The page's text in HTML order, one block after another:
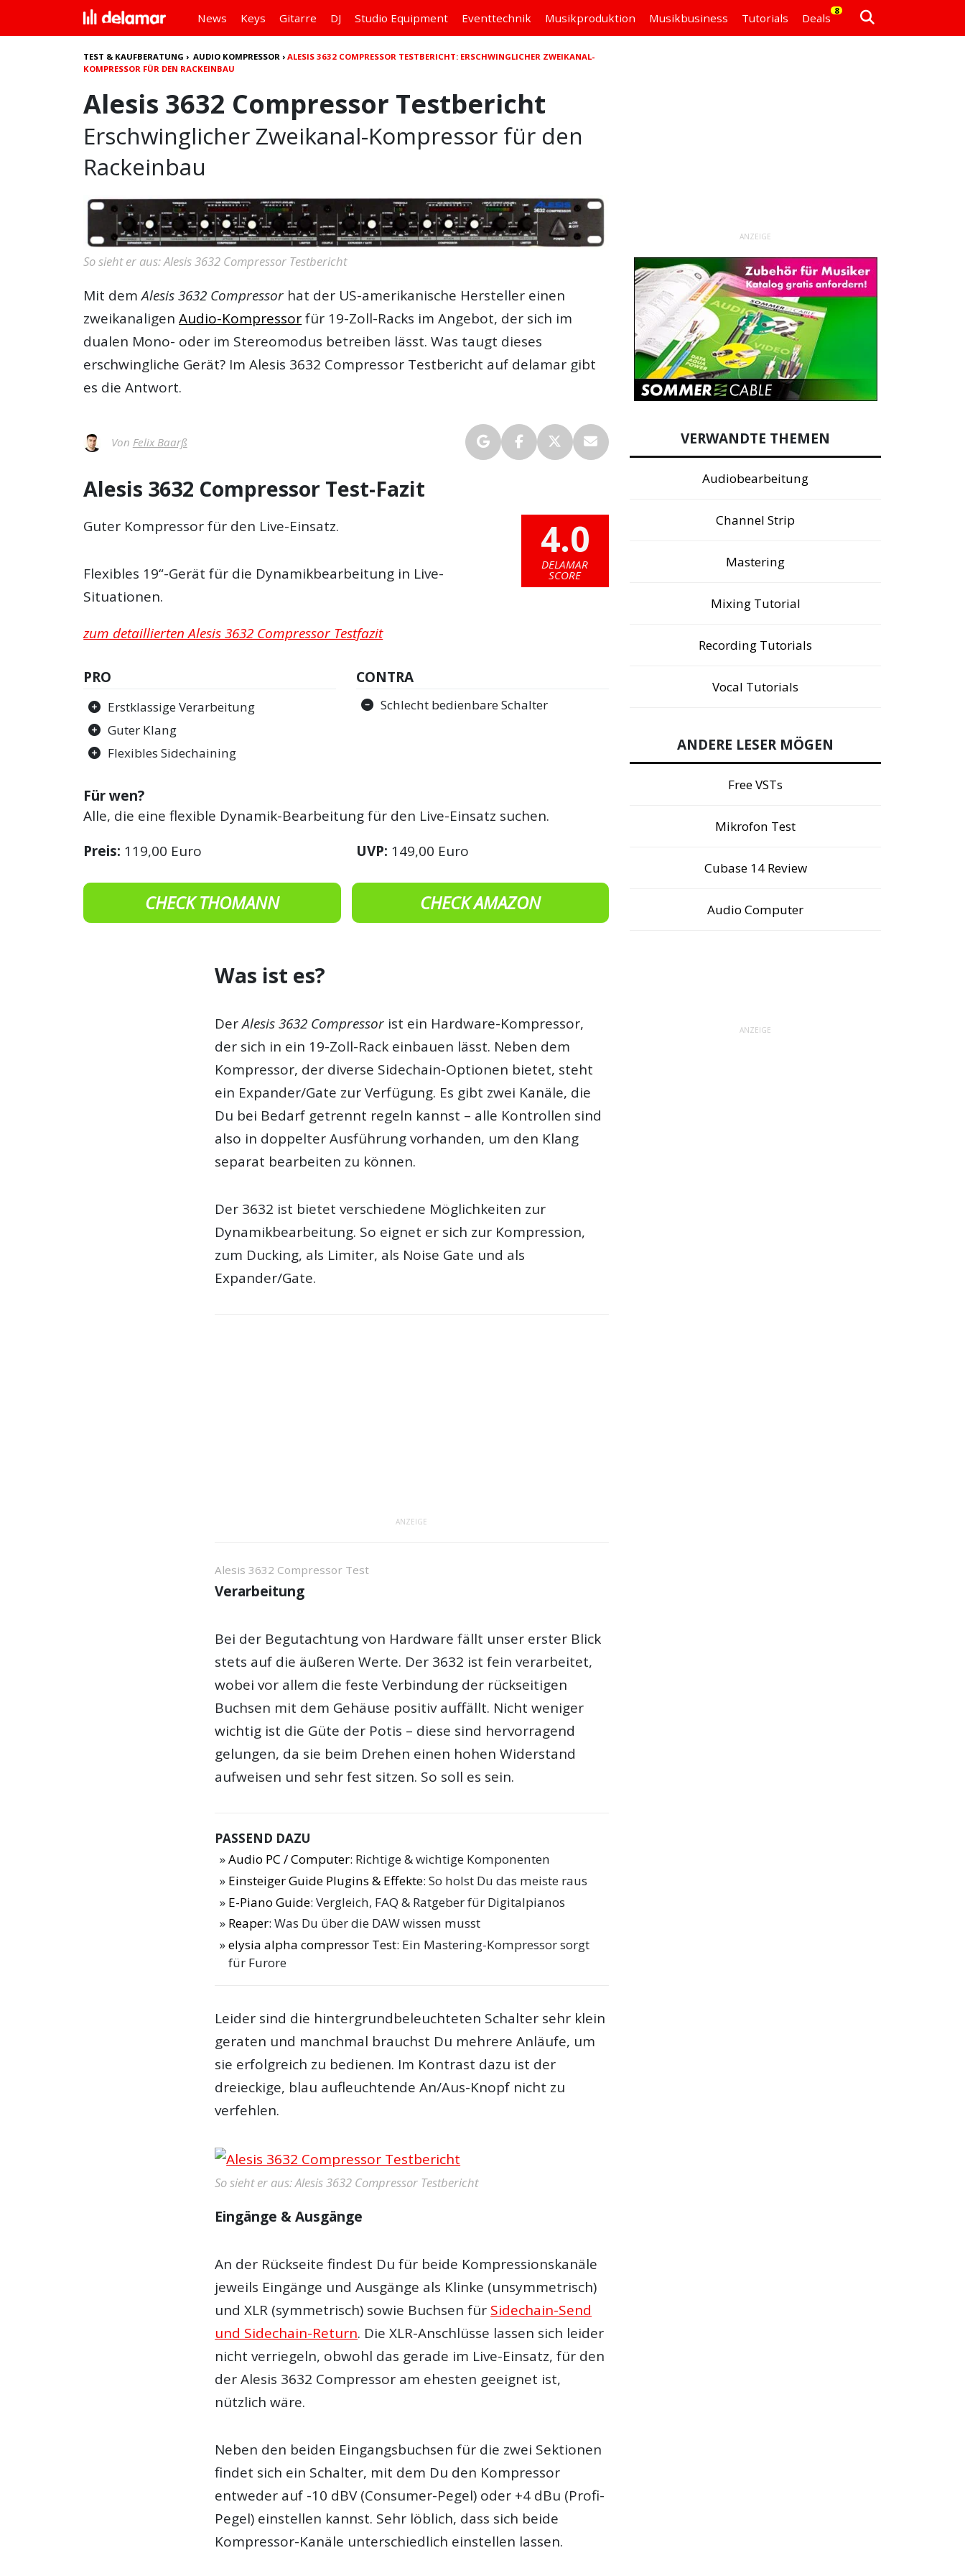
News Keys Gitarre DJ Studio Equipment Eventtechnik Musikproduktion Musikbusiness Tutorials Deals
8
TEST & KAUFBERATUNG ›AUDIO KOMPRESSOR ›ALESIS 3632 COMPRESSOR TESTBERICHT: ERSCHWINGLICHER ZWEIKANAL-
KOMPRESSOR FÜR DEN RACKEINBAU
Alesis 3632 Compressor Testbericht
Erschwinglicher Zweikanal-Kompressor für den
Rackeinbau
So sieht er aus: Alesis 3632 Compressor Testbericht
Mit demAlesis 3632 Compressor hat der US-amerikanische Hersteller einen
zweikanaligenAudio-Kompressorfür 19-Zoll-Racks im Angebot, der sich im
dualen Mono- oder im Stereomodus betreiben lässt. Was taugt dieses
erschwingliche Gerät? ImAlesis 3632 Compressor Testbericht auf delamar gibt
es die Antwort.
Von Felix Baarß
Alesis 3632 Compressor Test-Fazit
4.0
DELAMAR
SCORE
Guter Kompressor für den Live-Einsatz.
Flexibles 19“-Gerät für die Dynamikbearbeitung in Live-
Situationen.
zum detaillierten Alesis 3632 Compressor Testfazit
PRO
Erstklassige Verarbeitung
Guter Klang
Flexibles Sidechaining
CONTRA
Schlecht bedienbare Schalter
Für wen?
Alle, die eine flexible Dynamik-Bearbeitung für den Live-Einsatz suchen.
Preis: 119,00 Euro UVP: 149,00 Euro
CHECK THOMANN CHECK AMAZON
Was ist es?
DerAlesis 3632 Compressor ist ein Hardware-Kompressor,
der sich in ein 19-Zoll-Rack einbauen lässt. Neben dem
Kompressor, der diverse Sidechain-Optionen bietet, steht
ein Expander/Gate zur Verfügung. Es gibt zwei Kanäle, die
Du bei Bedarf getrennt regeln kannst – alle Kontrollen sind
also in doppelter Ausführung vorhanden, um den Klang
separat bearbeiten zu können.
Der 3632 ist bietet verschiedene Möglichkeiten zur
Dynamikbearbeitung. So eignet er sich zur Kompression,
zum Ducking, als Limiter, als Noise Gate und als
Expander/Gate.
ANZEIGE
Alesis 3632 Compressor Test
Verarbeitung
Bei der Begutachtung von Hardware fällt unser erster Blick
stets auf die äußeren Werte. Der 3632 ist fein verarbeitet,
wobei vor allem die feste Verbindung der rückseitigen
Buchsen mit dem Gehäuse positiv auffällt. Nicht weniger
wichtig ist die Güte der Potis – diese sind hervorragend
gelungen, da sie beim Drehen einen hohen Widerstand
aufweisen und sehr fest sitzen. So soll es sein.
PASSEND DAZU
Audio PC / Computer: Richtige & wichtige Komponenten
Einsteiger Guide Plugins & Effekte: So holst Du das meiste raus
E-Piano Guide: Vergleich, FAQ & Ratgeber für Digitalpianos
Reaper: Was Du über die DAW wissen musst
elysia alpha compressor Test: Ein Mastering-Kompressor sorgt
für Furore
Leider sind die hintergrundbeleuchteten Schalter sehr klein
geraten und manchmal brauchst Du mehrere Anläufe, um
sie erfolgreich zu bedienen. Im Kontrast dazu ist der
dreieckige, blau aufleuchtende An/Aus-Knopf nicht zu
verfehlen.
So sieht er aus: Alesis 3632 Compressor Testbericht
Eingänge & Ausgänge
An der Rückseite findest Du für beide Kompressionskanäle
jeweils Eingänge und Ausgänge als Klinke (unsymmetrisch)
und XLR (symmetrisch) sowie Buchsen für Sidechain-Send
und Sidechain-Return. Die XLR-Anschlüsse lassen sich leider
nicht verriegeln, obwohl das gerade im Live-Einsatz, für den
der Alesis 3632 Compressor am ehesten geeignet ist,
nützlich wäre.
Neben den beiden Eingangsbuchsen für die zwei Sektionen
findet sich ein Schalter, mit dem Du den Kompressor
entweder auf -10 dBV (Consumer-Pegel) oder +4 dBu (Profi-
Pegel) einstellen kannst. Sehr löblich, dass sich beide
Kompressor-Kanäle unterschiedlich einstellen lassen.
ANZEIGE
VERWANDTE THEMEN
Audiobearbeitung
Channel Strip
Mastering
Mixing Tutorial
Recording Tutorials
Vocal Tutorials
ANDERE LESER MÖGEN
Free VSTs
Mikrofon Test
Cubase 14 Review
Audio Computer
ANZEIGE